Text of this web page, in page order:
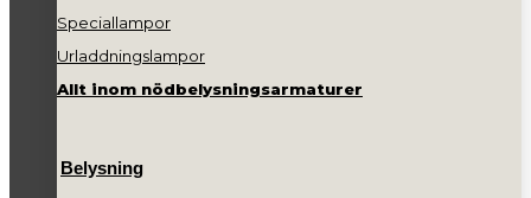
Speciallampor
Urladdningslampor
Allt inom nödbelysningsarmaturer
Belysning